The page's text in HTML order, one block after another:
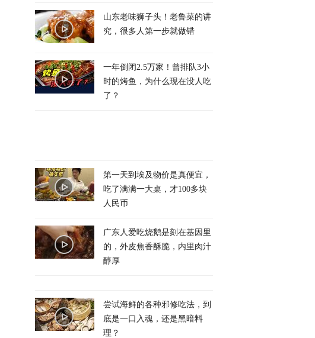
山东老味狮子头！老鲁菜的讲
究，很多人第一步就做错
一年倒闭2.5万家！曾排队3小
时的烤鱼，为什么现在没人吃
了？
第一天到埃及物价是真便宜，
吃了满满一大桌，才100多块
人民币
广东人爱吃烧鹅是刻在基因里
的，外皮焦香酥脆，内里肉汁
醇厚
尝试海鲜的各种邪修吃法，到
底是一口入魂，还是黑暗料
理？